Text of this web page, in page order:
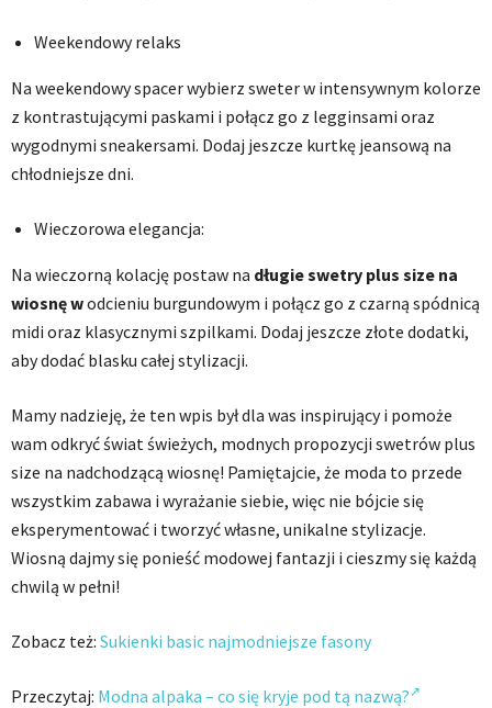
Weekendowy relaks
Na weekendowy spacer wybierz sweter w intensywnym kolorze
z kontrastującymi paskami i połącz go z legginsami oraz
wygodnymi sneakersami. Dodaj jeszcze kurtkę jeansową na
chłodniejsze dni.
Wieczorowa elegancja:
Na wieczorną kolację postaw na długie swetry plus size na
wiosnę wodcieniu burgundowym i połącz go z czarną spódnicą
midi oraz klasycznymi szpilkami. Dodaj jeszcze złote dodatki,
aby dodać blasku całej stylizacji.
Mamy nadzieję, że ten wpis był dla was inspirujący i pomoże
wam odkryć świat świeżych, modnych propozycji swetrów plus
size na nadchodzącą wiosnę! Pamiętajcie, że moda to przede
wszystkim zabawa i wyrażanie siebie, więc nie bójcie się
eksperymentować i tworzyć własne, unikalne stylizacje.
Wiosną dajmy się ponieść modowej fantazji i cieszmy się każdą
chwilą w pełni!
Zobacz też: Sukienki basic najmodniejsze fasony
Przeczytaj: Modna alpaka – co się kryje pod tą nazwą?